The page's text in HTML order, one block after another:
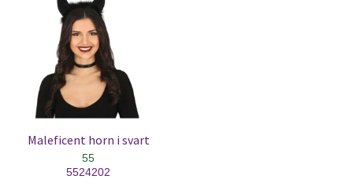
Maleficent horn i svart
55
5524202